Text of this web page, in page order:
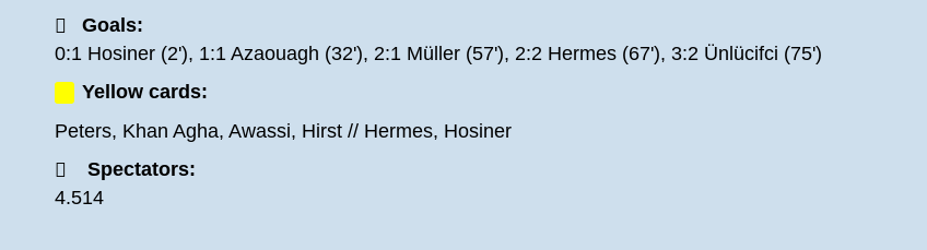
Goals:
0:1 Hosiner (2'), 1:1 Azaouagh (32'), 2:1 Müller (57'), 2:2 Hermes (67'), 3:2 Ünlücifci (75')
Yellow cards:
Peters, Khan Agha, Awassi, Hirst // Hermes, Hosiner
Spectators:
4.514